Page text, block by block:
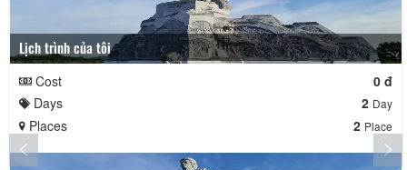
Lịch trình của tôi
Cost
0 đ
Days
2 Day
Places 2 Place